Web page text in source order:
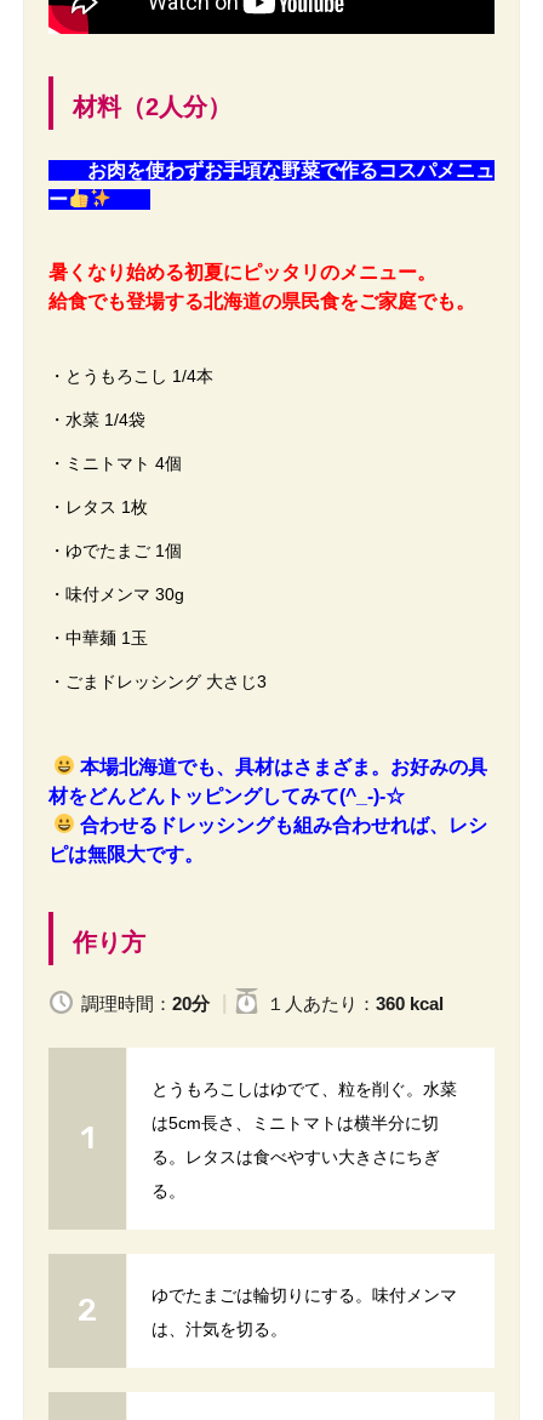
材料（2人分）
お肉を使わずお手頃な野菜で作るコスパメニュ
ー
暑くなり始める初夏にピッタリのメニュー。
給食でも登場する北海道の県民食をご家庭でも。
・とうもろこし 1/4本
・水菜 1/4袋
・ミニトマト 4個
・レタス 1枚
・ゆでたまご 1個
・味付メンマ 30g
・中華麺 1玉
・ごまドレッシング 大さじ3
本場北海道でも、具材はさまざま。お好みの具
材をどんどんトッピングしてみて(^_-)-☆
合わせるドレッシングも組み合わせれば、レシ
ピは無限大です。
作り方
調理時間： 20分 １人 あたり ： 360 kcal
とうもろこしはゆでて、粒を削ぐ。水菜
は5cm長さ、ミニトマトは横半分に切
る。レタスは食べやすい大きさにちぎ
る。
ゆでたまごは輪切りにする。味付メンマ
は、汁気を切る。